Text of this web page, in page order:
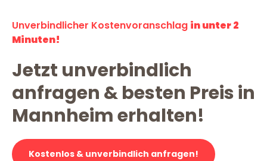
Unverbindlicher Kostenvoranschlag in unter 2
Minuten!
Jetzt unverbindlich
anfragen & besten Preis in
Mannheim erhalten!
Kostenlos & unverbindlich anfragen!